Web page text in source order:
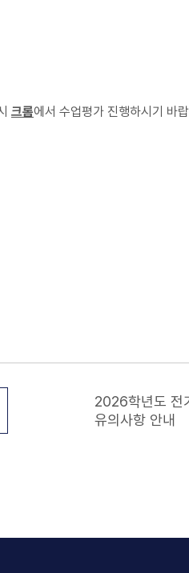
크롬에서 수업평가 진행하시기 바
2026학년도 전
유의사항 안내